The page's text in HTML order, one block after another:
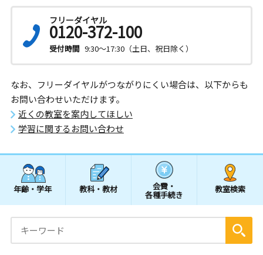
フリーダイヤル
0120-372-100
受付時間 9:30～17:30（土日、祝日除く）
なお、フリーダイヤルがつながりにくい場合は、以下からも
お問い合わせいただけます。
近くの教室を案内してほしい
学習に関するお問い合わせ
年齢・学年 教科・教材 会費・
各種手続き
教室検索